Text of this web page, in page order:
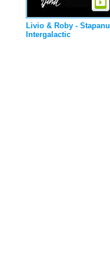
Livio & Roby - Stapanu
Intergalactic